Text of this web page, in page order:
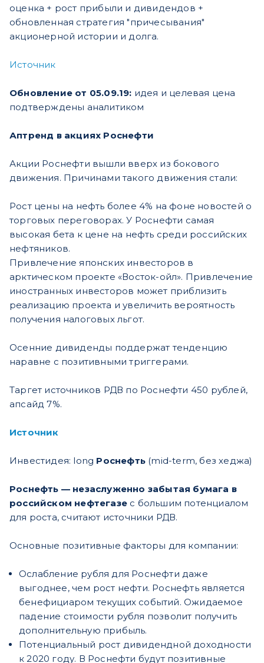
оценка + рост прибыли и дивидендов +
обновленная стратегия "причесывания"
акционерной истории и долга.
Источник
Обновление от 05.09.19: идея и целевая цена
подтверждены аналитиком
Аптренд в акциях Роснефти
Акции Роснефти вышли вверх из бокового
движения. Причинами такого движения стали:
Рост цены на нефть более 4% на фоне новостей о
торговых переговорах. У Роснефти самая
высокая бета к цене на нефть среди российских
нефтяников.
Привлечение японских инвесторов в
арктическом проекте «Восток-ойл». Привлечение
иностранных инвесторов может приблизить
реализацию проекта и увеличить вероятность
получения налоговых льгот.
Осенние дивиденды поддержат тенденцию
наравне с позитивными триггерами.
Таргет источников РДВ по Роснефти 450 рублей,
апсайд 7%.
Источник
Инвестидея: long Роснефть (mid-term, без хеджа)
Роснефть — незаслуженно забытая бумага в
российском нефтегазе с большим потенциалом
для роста, считают источники РДВ.
Основные позитивные факторы для компании:
Ослабление рубля для Роснефти даже
выгоднее, чем рост нефти. Роснефть является
бенефициаром текущих событий. Ожидаемое
падение стоимости рубля позволит получить
дополнительную прибыль.
Потенциальный рост дивидендной доходности
к 2020 году. В Роснефти будут позитивные